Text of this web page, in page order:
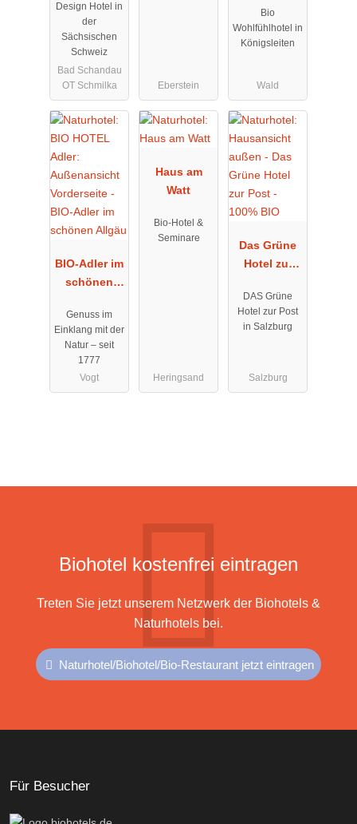
Design Hotel in
der
Sächsischen
Schweiz
Bad Schandau
OT Schmilka
Eberstein
Bio
Wohlfühlhotel in
Königsleiten
Wald
BIO-Adler im
schönen
Genuss im
Einklang mit der
Natur – seit
1777
Vogt
Haus am
Watt
Bio-Hotel &
Seminare
Heringsand
Das Grüne
Hotel zur
BIO
DAS Grüne
Hotel zur Post
in Salzburg
Salzburg
Biohotel kostenfrei eintragen
Treten Sie jetzt unserem Netzwerk der Biohotels &
Naturhotels bei.
Naturhotel/Biohotel/Bio-Restaurant jetzt eintragen
Für Besucher